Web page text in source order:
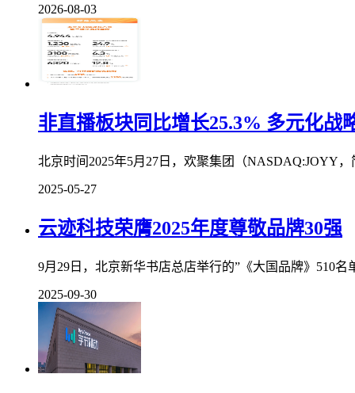
2026-08-03
非直播板块同比增长25.3% 多元化战
北京时间2025年5月27日，欢聚集团（NASDAQ:JOYY
2025-05-27
云迹科技荣膺2025年度尊敬品牌30强
9月29日，北京新华书店总店举行的”《大国品牌》510
2025-09-30